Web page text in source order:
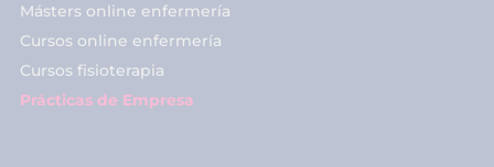
Másters online enfermería
Cursos online enfermería
Cursos fisioterapia
Prácticas de Empresa